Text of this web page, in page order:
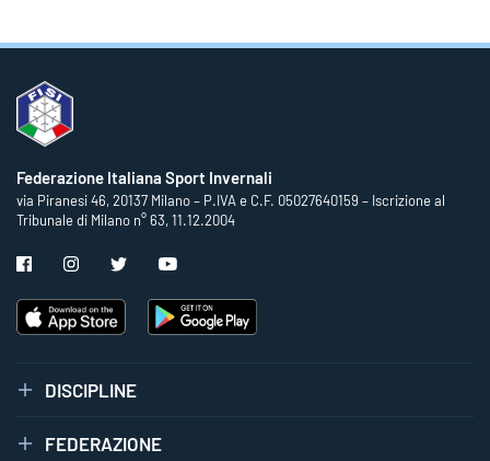
Federazione Italiana Sport Invernali
via Piranesi 46, 20137 Milano – P.IVA e C.F. 05027640159 – Iscrizione al
Tribunale di Milano n° 63, 11.12.2004
DISCIPLINE
FEDERAZIONE